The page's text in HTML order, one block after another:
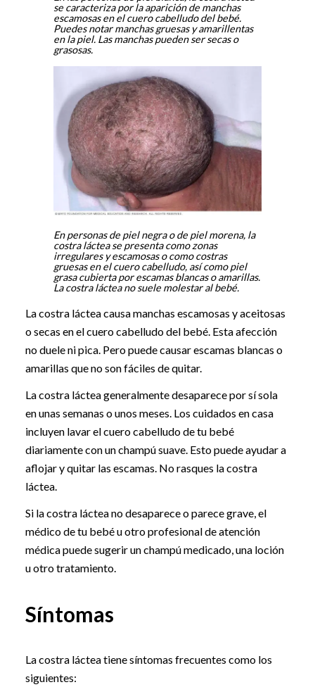
se caracteriza por la aparición de manchas
escamosas en el cuero cabelludo del bebé.
Puedes notar manchas gruesas y amarillentas
en la piel. Las manchas pueden ser secas o
grasosas.
En personas de piel negra o de piel morena, la
costra láctea se presenta como zonas
irregulares y escamosas o como costras
gruesas en el cuero cabelludo, así como piel
grasa cubierta por escamas blancas o amarillas.
La costra láctea no suele molestar al bebé.
La costra láctea causa manchas escamosas y aceitosas
o secas en el cuero cabelludo del bebé. Esta afección
no duele ni pica. Pero puede causar escamas blancas o
amarillas que no son fáciles de quitar.
La costra láctea generalmente desaparece por sí sola
en unas semanas o unos meses. Los cuidados en casa
incluyen lavar el cuero cabelludo de tu bebé
diariamente con un champú suave. Esto puede ayudar a
aflojar y quitar las escamas. No rasques la costra
láctea.
Si la costra láctea no desaparece o parece grave, el
médico de tu bebé u otro profesional de atención
médica puede sugerir un champú medicado, una loción
u otro tratamiento.
Síntomas
La costra láctea tiene síntomas frecuentes como los
siguientes: